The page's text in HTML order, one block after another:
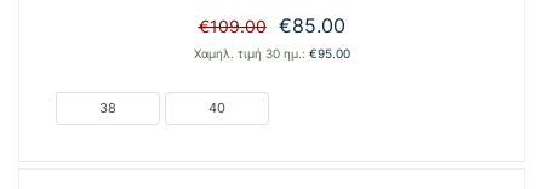
€109.00
Original
price
€85.00Η
τρέχουσα
Χαμηλ. τιμή 30 ημ.: €95.00
38 40